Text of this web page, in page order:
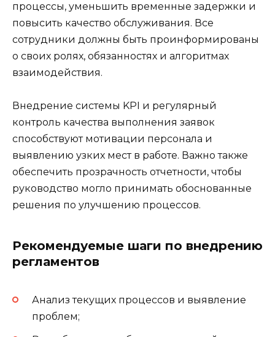
процессы, уменьшить временные задержки и
повысить качество обслуживания. Все
сотрудники должны быть проинформированы
о своих ролях, обязанностях и алгоритмах
взаимодействия.
Внедрение системы KPI и регулярный
контроль качества выполнения заявок
способствуют мотивации персонала и
выявлению узких мест в работе. Важно также
обеспечить прозрачность отчетности, чтобы
руководство могло принимать обоснованные
решения по улучшению процессов.
Рекомендуемые шаги по внедрению
регламентов
Анализ текущих процессов и выявление
проблем;